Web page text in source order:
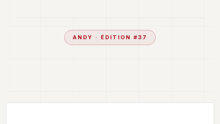
ANDY · ÉDITION #37